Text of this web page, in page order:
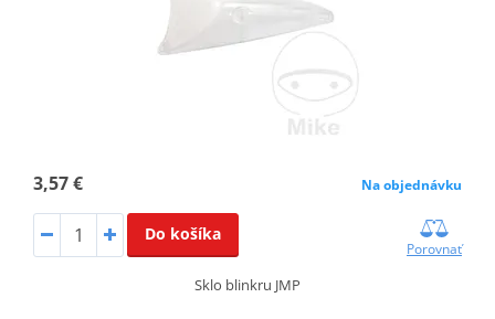
3,57 € Na objednávku
Do košíka
Porovnať
Sklo blinkru JMP